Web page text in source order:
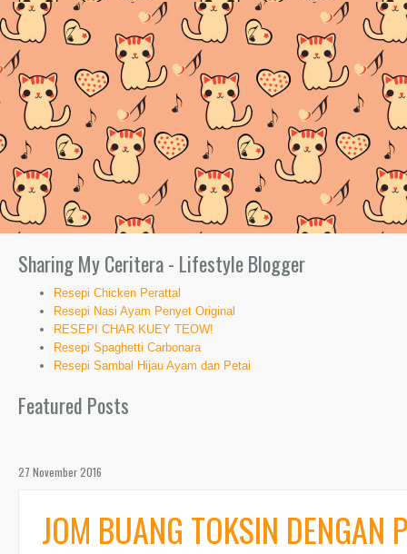
Sharing My Ceritera - Lifestyle Blogger
Resepi Chicken Perattal
Resepi Nasi Ayam Penyet Original
RESEPI CHAR KUEY TEOW!
Resepi Spaghetti Carbonara
Resepi Sambal Hijau Ayam dan Petai
Featured Posts
27 November 2016
JOM BUANG TOKSIN DENGAN